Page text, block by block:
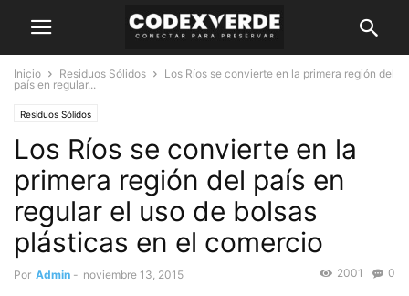
Inicio Residuos Sólidos
Los Ríos se convierte en la primera región del
país en regular...
Residuos Sólidos
Los Ríos se convierte en la
primera región del país en
regular el uso de bolsas
plásticas en el comercio
Por Admin - noviembre 13, 2015 0
2001